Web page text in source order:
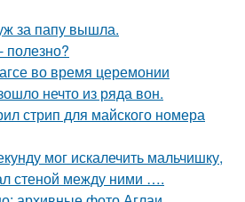
за папу вышла.
полезно?
во время церемонии
нечто из ряда вон.
стрип для майского номера
мог искалечить мальчишку,
стеной между ними ….